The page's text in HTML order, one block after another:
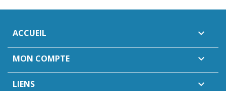
ACCUEIL 
MON COMPTE 
LIENS 